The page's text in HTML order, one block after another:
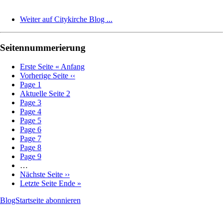
Weiter auf Citykirche Blog ...
Seitennummerierung
Erste Seite « Anfang
Vorherige Seite ‹‹
Page 1
Aktuelle Seite 2
Page 3
Page 4
Page 5
Page 6
Page 7
Page 8
Page 9
…
Nächste Seite ››
Letzte Seite Ende »
BlogStartseite abonnieren